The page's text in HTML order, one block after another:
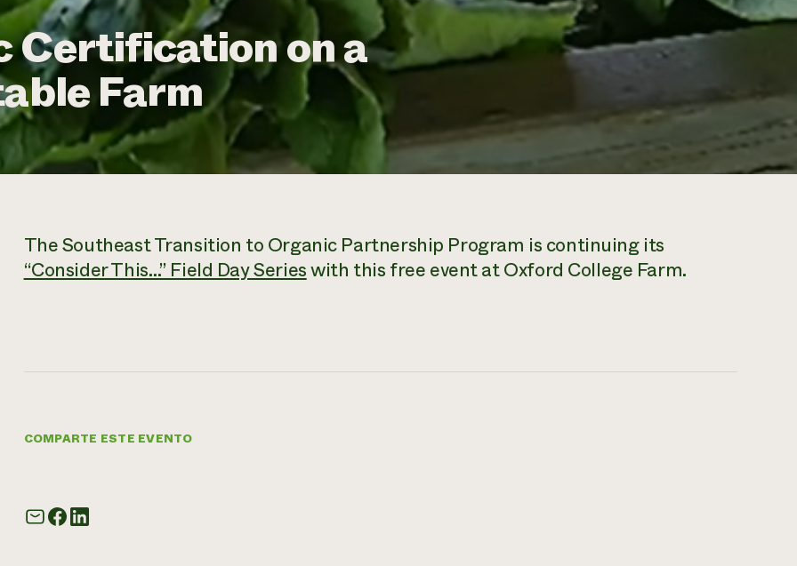
Certification on a
Farm
The Southeast Transition to Organic Partnership Program is continuing its
“Consider This…” Field Day Serieswith this free event at Oxford College Farm.
COMPARTE ESTE EVENTO